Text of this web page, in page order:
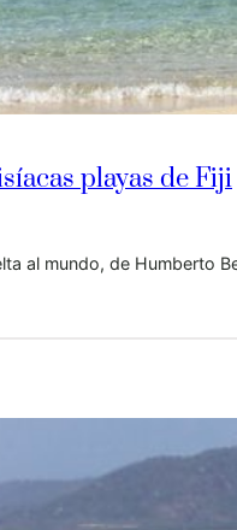
playas de Fiji
al mundo, de Humberto